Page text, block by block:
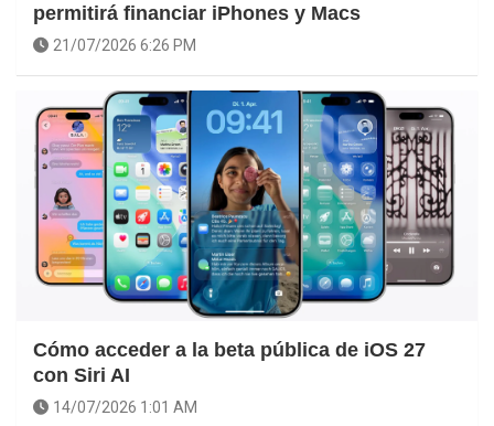
permitirá financiar iPhones y Macs
21/07/2026 6:26 PM
Cómo acceder a la beta pública de iOS 27
con Siri AI
14/07/2026 1:01 AM